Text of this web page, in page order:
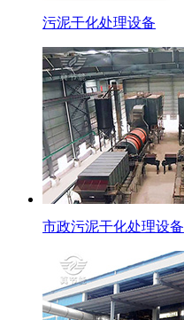
污泥干化处理设备
市政污泥干化处理设备